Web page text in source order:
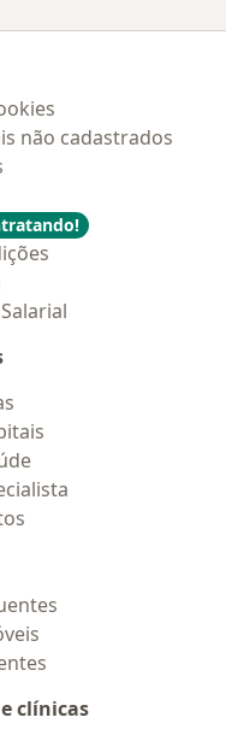
não cadastrados
clínicas